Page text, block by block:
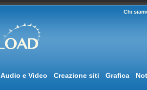
Chi
Audio e Video Creazione siti Grafica